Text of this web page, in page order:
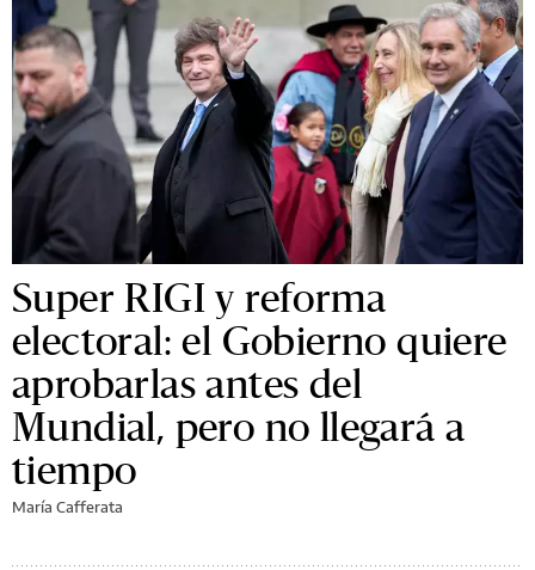
Super RIGI y reforma
electoral: el Gobierno quiere
aprobarlas antes del
Mundial, pero no llegará a
tiempo
María Cafferata